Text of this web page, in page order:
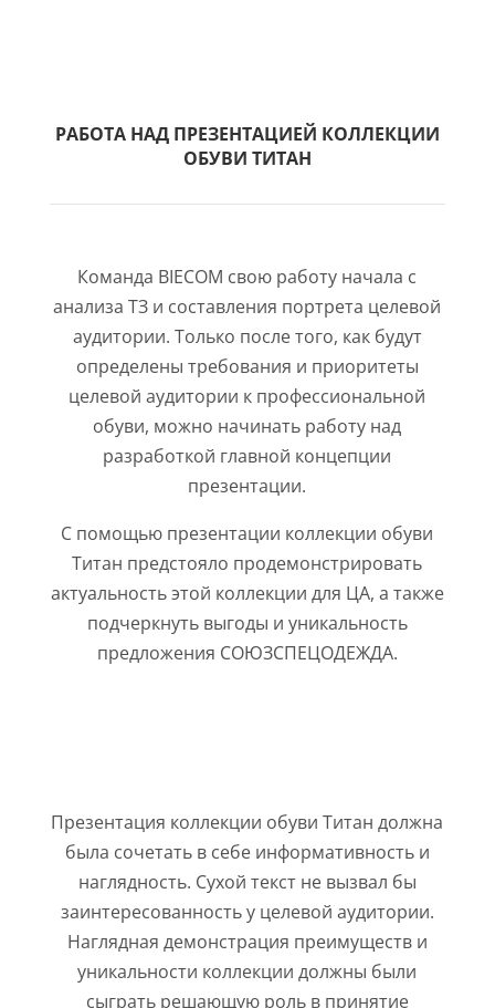
РАБОТА НАД ПРЕЗЕНТАЦИЕЙ КОЛЛЕКЦИИ
ОБУВИ ТИТАН
Команда BIECOM свою работу начала с
анализа ТЗ и составления портрета целевой
аудитории. Только после того, как будут
определены требования и приоритеты
целевой аудитории к профессиональной
обуви, можно начинать работу над
разработкой главной концепции
презентации.
С помощью презентации коллекции обуви
Титан предстояло продемонстрировать
актуальность этой коллекции для ЦА, а также
подчеркнуть выгоды и уникальность
предложения СОЮЗСПЕЦОДЕЖДА.
Презентация коллекции обуви Титан должна
была сочетать в себе информативность и
наглядность. Сухой текст не вызвал бы
заинтересованность у целевой аудитории.
Наглядная демонстрация преимуществ и
уникальности коллекции должны были
сыграть решающую роль в принятие